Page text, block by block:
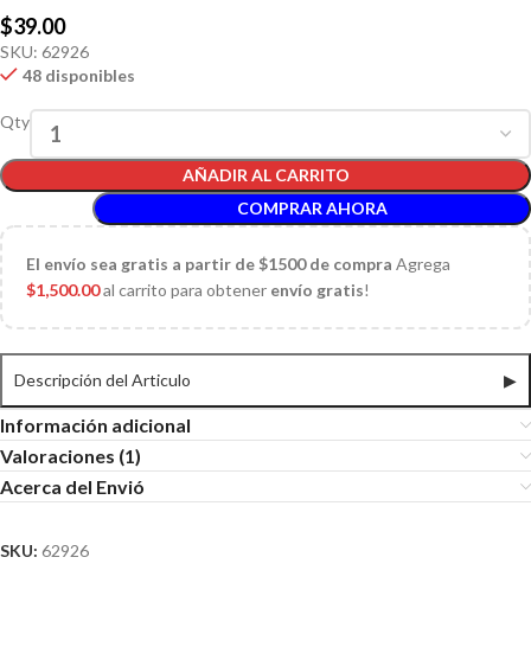
$39.00
SKU: 62926
48 disponibles
Qty
AÑADIR AL CARRITO
COMPRAR AHORA
El envío sea gratis a partir de $1500 de compra Agrega
$1,500.00al carrito para obtener envío gratis!
Descripción del Articulo ▶
Información adicional
Valoraciones (1)
Acerca del Envió
SKU: 62926